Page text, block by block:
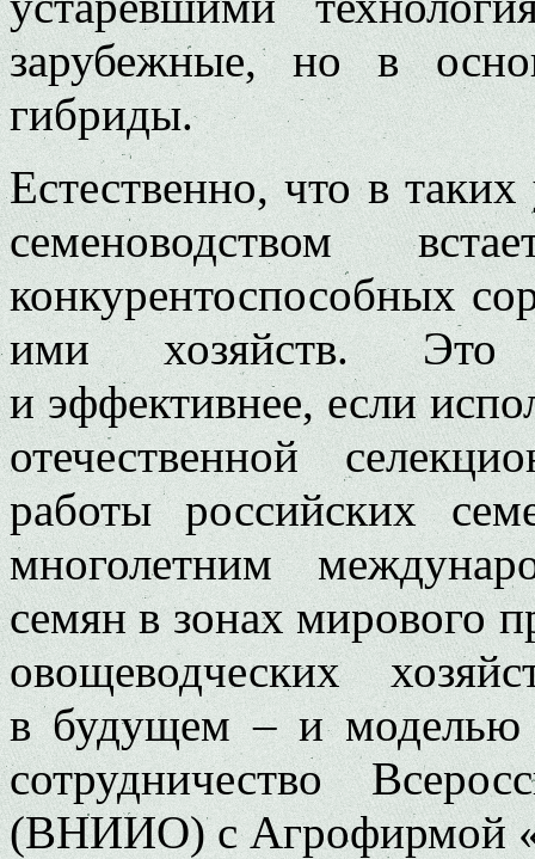
зарубежные, но в
гибриды.
Естественно, что в
семеноводством
конкурентоспособных
ими хозяйств. Это
и эффективнее, если
отечественной
работы российских
многолетним
семян в зонах мирового
овощеводческих
в будущем – и моделью
сотрудничество
(ВНИИО) с Агрофирмой